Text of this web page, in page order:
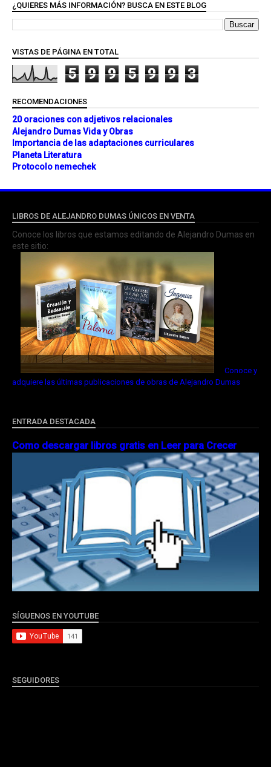
¿QUIERES MÁS INFORMACIÓN? BUSCA EN ESTE BLOG
VISTAS DE PÁGINA EN TOTAL
5 9 9 5 9 9 3
RECOMENDACIONES
20 oraciones con adjetivos relacionales
Alejandro Dumas Vida y Obras
Importancia de las adaptaciones curriculares
Planeta Literatura
Protocolo nemechek
LIBROS DE ALEJANDRO DUMAS ÚNICOS EN VENTA
Conoce los libros que estamos editando de Alejandro Dumas en
este sitio:
Conoce y
adquiere las últimas publicaciones de obras de Alejandro Dumas
ENTRADA DESTACADA
Como descargar libros gratis en Leer para Crecer
SÍGUENOS EN YOUTUBE
SEGUIDORES